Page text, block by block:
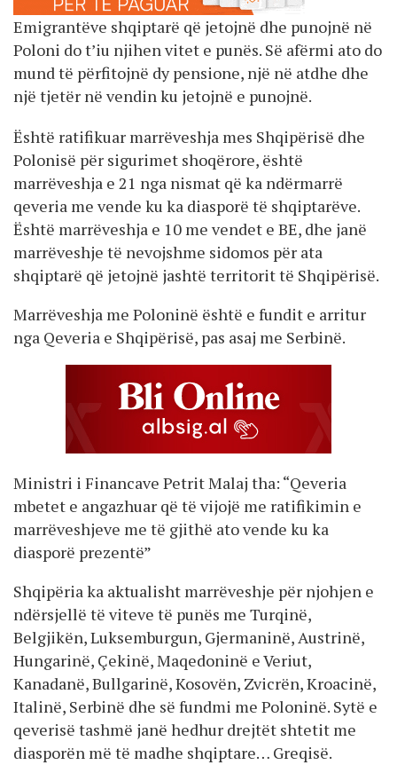
Emigrantëve shqiptarë që jetojnë dhe punojnë në
Poloni do t’iu njihen vitet e punës. Së afërmi ato do
mund të përfitojnë dy pensione, një në atdhe dhe
një tjetër në vendin ku jetojnë e punojnë.
Është ratifikuar marrëveshja mes Shqipërisë dhe
Polonisë për sigurimet shoqërore, është
marrëveshja e 21 nga nismat që ka ndërmarrë
qeveria me vende ku ka diasporë të shqiptarëve.
Është marrëveshja e 10 me vendet e BE, dhe janë
marrëveshje të nevojshme sidomos për ata
shqiptarë që jetojnë jashtë territorit të Shqipërisë.
Marrëveshja me Poloninë është e fundit e arritur
nga Qeveria e Shqipërisë, pas asaj me Serbinë.
Ministri i Financave Petrit Malaj tha: “Qeveria
mbetet e angazhuar që të vijojë me ratifikimin e
marrëveshjeve me të gjithë ato vende ku ka
diasporë prezentë”
Shqipëria ka aktualisht marrëveshje për njohjen e
ndërsjellë të viteve të punës me Turqinë,
Belgjikën, Luksemburgun, Gjermaninë, Austrinë,
Hungarinë, Çekinë, Maqedoninë e Veriut,
Kanadanë, Bullgarinë, Kosovën, Zvicrën, Kroacinë,
Italinë, Serbinë dhe së fundmi me Poloninë. Sytë e
qeverisë tashmë janë hedhur drejtët shtetit me
diasporën më të madhe shqiptare… Greqisë.